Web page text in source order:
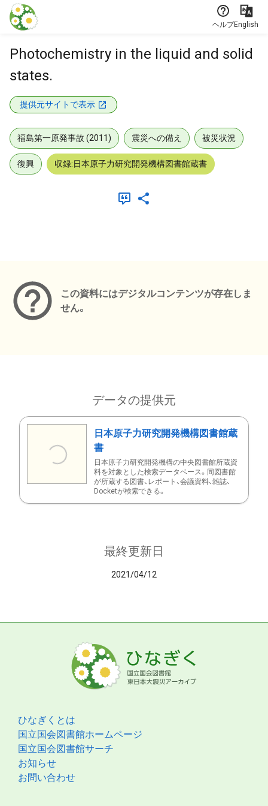
本文に飛ぶ
ヘルプEnglish
Photochemistry in the liquid and solid
states.
提供元サイトで表示
福島第一原発事故 (2011) 震災への備え 被災状況
復興 収録:日本原子力研究開発機構図書館蔵書
この資料にはデジタルコンテンツが存在しま
せん。
データの提供元
日本原子力研究開発機構図書館蔵
書
日本原子力研究開発機構の中央図書館所蔵資
料を対象とした検索データベース。同図書館
が所蔵する図書、レポート、会議資料、雑誌、
Docketが検索できる。
最終更新日
2021/04/12
ひなぎくとは
国立国会図書館ホームページ
国立国会図書館サーチ
お知らせ
お問い合わせ